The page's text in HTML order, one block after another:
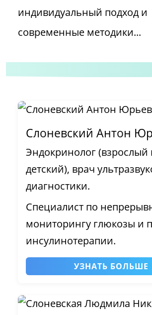
индивидуальный подход и
современные методики...
Слоневский Антон
Эндокринолог (взрослый
детский), врач
диагностики.
Специалист по
мониторингу глюкозы и
инсулинотерапии.
УЗНАТЬ БОЛЬШЕ